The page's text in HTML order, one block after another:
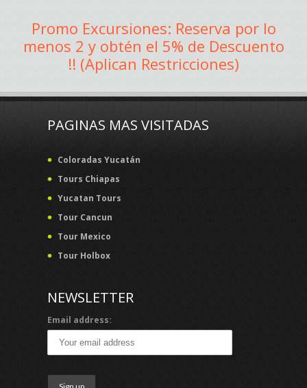
Promo Excursiones: Reserva por lo
menos 2 y obtén el 5% de Descuento
!! (Aplican Restricciones)
PAGINAS MAS VISITADAS
Coloradas Yucatán
Tours Chiapas
Yucatan Tours
Tour Cancun
Tour Mexico
Tour Holbox
NEWSLETTER
Email address: